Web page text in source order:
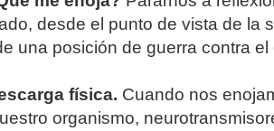
desde el punto de vista de la
una posición de guerra contra el
física. Cuando nos
organismo,